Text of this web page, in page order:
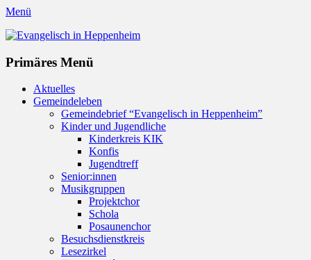
Menü
Evangelisch in Heppenheim
Primäres Menü
Zum
Inhalt
Aktuelles
Gemeindeleben
Gemeindebrief “Evangelisch in Heppenheim”
Kinder und Jugendliche
Kinderkreis KIK
Konfis
Jugendtreff
Senior:innen
Musikgruppen
Projektchor
Schola
Posaunenchor
Besuchsdienstkreis
Lesezirkel